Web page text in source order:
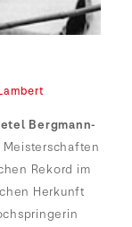
Bergmann-
Rekord im
Herkunft